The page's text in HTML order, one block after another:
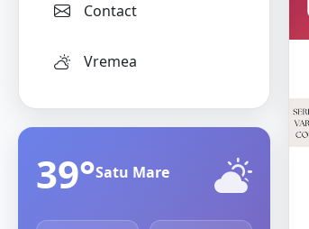
Contact
Vremea
39°Satu Mare